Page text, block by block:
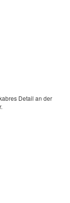
Detail an der